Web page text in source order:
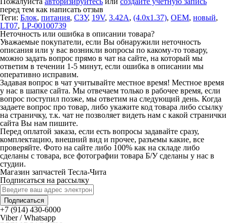
перед тем как написать отзыв
Теги: Блок, питания, СЗУ, 19V, 3.42A, (4.0x1.37), OEM, новый,
LT07, LP-00100739
Неточность или ошибка в описании товара?
Уважаемые покупатели, если Вы обнаружили неточность
описания или у вас возникли вопросы по какому-то товару,
можно задать вопрос прямо в чат на сайте, на который мы
ответим в течении 1-5 минут, если ошибка в описании мы
оперативно исправим.
Задавая вопрос в чат учитывайте местное время! Местное время
у нас в шапке сайта. Мы отвечаем только в рабочее время, если
вопрос поступил позже, мы ответим на следующий день. Когда
задаете вопрос про товар, либо укажите код товара либо ссылку
на страничку, т.к. чат не позволяет видеть нам с какой странички
сайта Вы нам пишите.
Перед оплатой заказа, если есть вопросы задавайте сразу,
комплектацию, внешний вид и прочее, разъемы какие, все
проверяйте. Фото на сайте либо 100% как на складе либо
сделаны с товара, все фотографии товара Б/У сделаны у нас в
студии.
Магазин запчастей Тесла-Чита
Подписаться на рассылку
Подписаться
+7 (914) 430-6000
Viber / Whatsapp